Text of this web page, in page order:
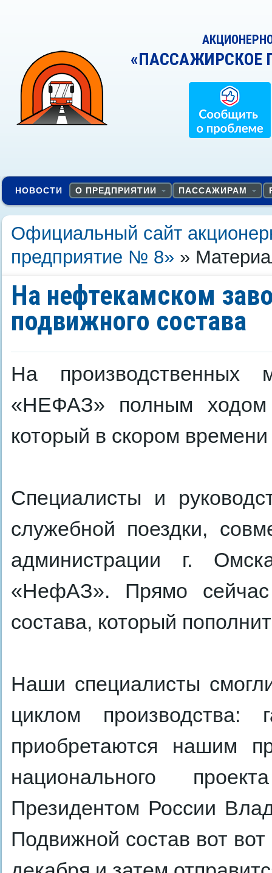
«ПАССАЖИРСКОЕ
НОВОСТИ О ПРЕДПРИЯТИИ ПАССАЖИРАМ
Официальный сайт
предприятие № 8» »
На нефтекамском
подвижного состава
На производственных
«НЕФАЗ» полным ходом
который в скором
Специалисты и
служебной поездки,
администрации г.
«НефАЗ». Прямо
состава, который
Наши специалисты
циклом производства:
приобретаются нашим
национального
Президентом России
Подвижной состав вот